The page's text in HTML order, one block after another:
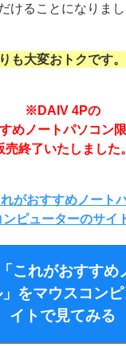
けることになりまし
も大変おトクです。
※DAIV 4Pの
めノートパソコン
売終了いたしました。
がおすすめノート
ピューターのサイ
これがおすすめ
をマウスコン
イトで見てみる